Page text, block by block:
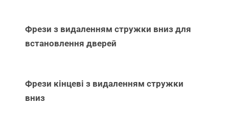
Фрези з видаленням стружки вниз для
встановлення дверей
Фрези кінцеві з видаленням стружки
вниз